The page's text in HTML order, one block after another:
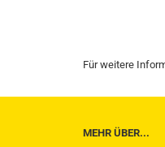
Für weitere
MEHR ÜBER...